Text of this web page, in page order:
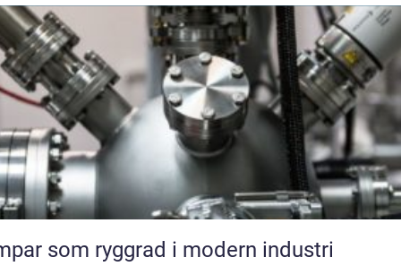
som ryggrad i modern industri